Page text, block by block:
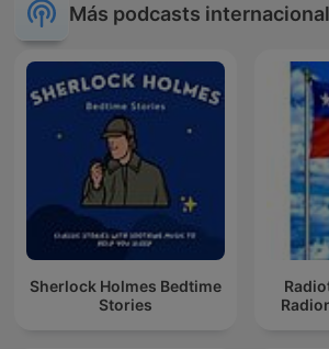
Más podcasts
Sherlock Holmes Bedtime
Stories